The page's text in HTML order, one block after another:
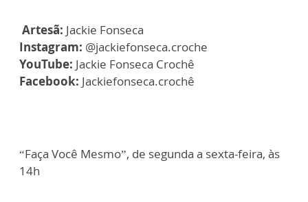
Artesã: Jackie Fonseca
Instagram: @jackiefonseca.croche
YouTube: Jackie Fonseca Crochê
Facebook: Jackiefonseca.crochê
“Faça Você Mesmo”, de segunda a sexta-feira, às
14h